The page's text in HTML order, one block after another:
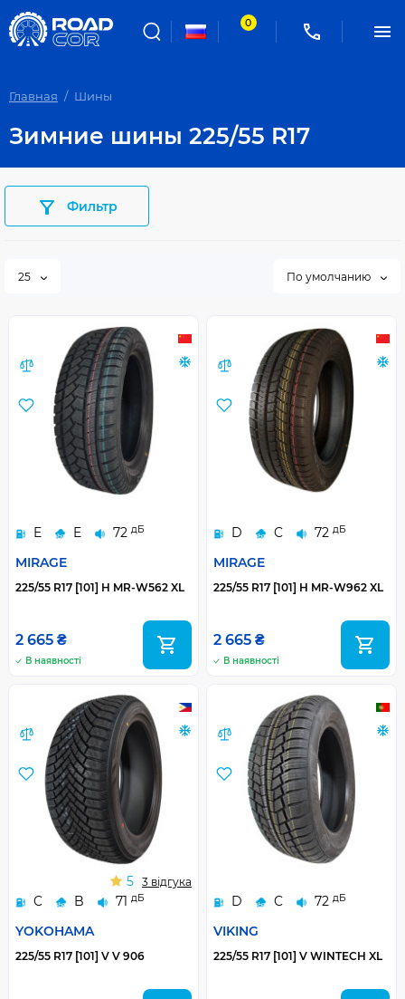
0
Главная Шины
Зимние шины 225/55 R17
Фильтр
25 По умолчанию
E E 72 дБ
MIRAGE
225/55 R17 [101] H MR-W562 XL
2 665 ₴
В наявності
D C 72 дБ
MIRAGE
225/55 R17 [101] H MR-W962 XL
2 665 ₴
В наявності
C B 71 дБ
YOKOHAMA
5 3 відгука
225/55 R17 [101] V V 906
D C 72 дБ
VIKING
225/55 R17 [101] V WINTECH XL